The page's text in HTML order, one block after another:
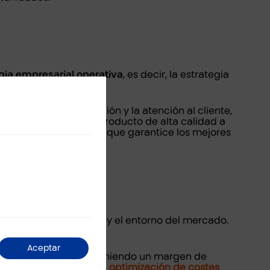
empresarial operativa, es decir, la estrategia
“qué” y el “cómo”.
la distribución y la atención al cliente,
es ofrecer un producto de alta calidad a
de suministro que garantice los mejores
objetivos, recursos y el entorno del mercado.
manteniendo un margen de
artículo nuestro, la optimización de costes
Aceptar